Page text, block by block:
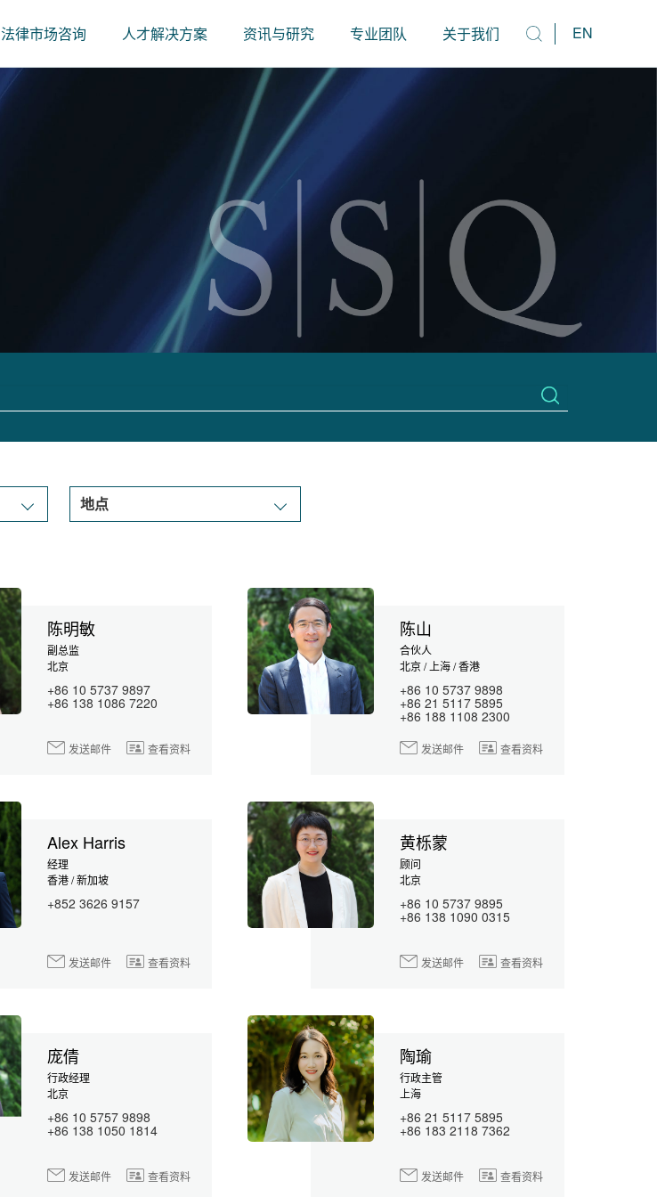
法律市场咨询 人才解决方案 资讯与研究 专业团队 关于我们 EN
陈明敏
副总监
北京
+86 10 5737 9897
+86 138 1086 7220
发送邮件 查看资料
陈山
合伙人
北京 / 上海 / 香港
+86 10 5737 9898
+86 21 5117 5895
+86 188 1108 2300
发送邮件 查看资料
Alex Harris
经理
香港 / 新加坡
+852 3626 9157
发送邮件 查看资料
黄栎蒙
顾问
北京
+86 10 5737 9895
+86 138 1090 0315
发送邮件 查看资料
庞倩
行政经理
北京
+86 10 5757 9898
+86 138 1050 1814
发送邮件 查看资料
陶瑜
行政主管
上海
+86 21 5117 5895
+86 183 2118 7362
发送邮件 查看资料